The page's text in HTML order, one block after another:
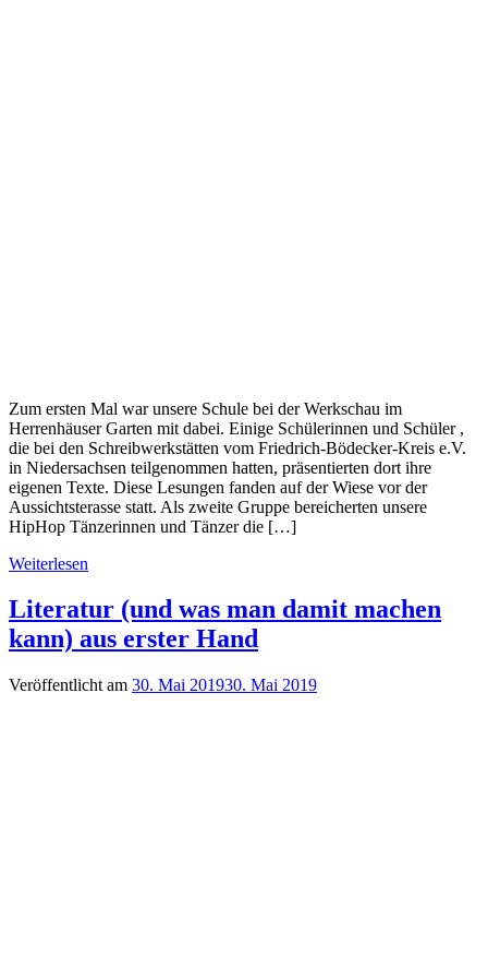
Zum ersten Mal war unsere Schule bei der Werkschau im
Herrenhäuser Garten mit dabei. Einige Schülerinnen und Schüler ,
die bei den Schreibwerkstätten vom Friedrich-Bödecker-Kreis e.V.
in Niedersachsen teilgenommen hatten, präsentierten dort ihre
eigenen Texte. Diese Lesungen fanden auf der Wiese vor der
Aussichtsterasse statt. Als zweite Gruppe bereicherten unsere
HipHop Tänzerinnen und Tänzer die […]
Weiterlesen
Literatur (und was man damit machen
kann) aus erster Hand
Veröffentlicht am 30. Mai 201930. Mai 2019